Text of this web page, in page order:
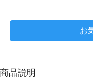
お
商品説明